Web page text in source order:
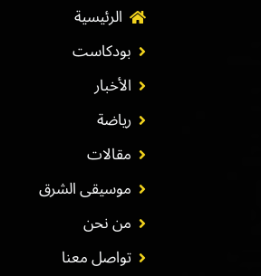
الرئيسية
بودكاست
الأخبار
رياضة
مقالات
موسيقى الشرق
من نحن
تواصل معنا